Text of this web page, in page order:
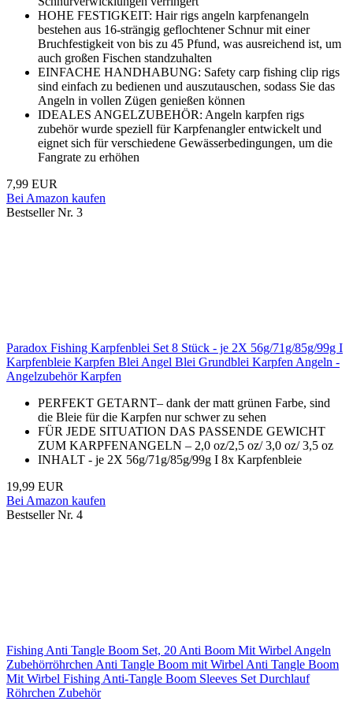
HOHE FESTIGKEIT: Hair rigs angeln karpfenangeln
bestehen aus 16-strängig geflochtener Schnur mit einer
Bruchfestigkeit von bis zu 45 Pfund, was ausreichend ist, um
auch großen Fischen standzuhalten
EINFACHE HANDHABUNG: Safety carp fishing clip rigs
sind einfach zu bedienen und auszutauschen, sodass Sie das
Angeln in vollen Zügen genießen können
IDEALES ANGELZUBEHÖR: Angeln karpfen rigs
zubehör wurde speziell für Karpfenangler entwickelt und
eignet sich für verschiedene Gewässerbedingungen, um die
Fangrate zu erhöhen
7,99 EUR
Bei Amazon kaufen
Bestseller Nr. 3
Paradox Fishing Karpfenblei Set 8 Stück - je 2X 56g/71g/85g/99g I
Karpfenbleie Karpfen Blei Angel Blei Grundblei Karpfen Angeln -
Angelzubehör Karpfen
PERFEKT GETARNT– dank der matt grünen Farbe, sind
die Bleie für die Karpfen nur schwer zu sehen
FÜR JEDE SITUATION DAS PASSENDE GEWICHT
ZUM KARPFENANGELN – 2,0 oz/2,5 oz/ 3,0 oz/ 3,5 oz
INHALT - je 2X 56g/71g/85g/99g I 8x Karpfenbleie
19,99 EUR
Bei Amazon kaufen
Bestseller Nr. 4
Fishing Anti Tangle Boom Set, 20 Anti Boom Mit Wirbel Angeln
Zubehörröhrchen Anti Tangle Boom mit Wirbel Anti Tangle Boom
Mit Wirbel Fishing Anti-Tangle Boom Sleeves Set Durchlauf
Röhrchen Zubehör